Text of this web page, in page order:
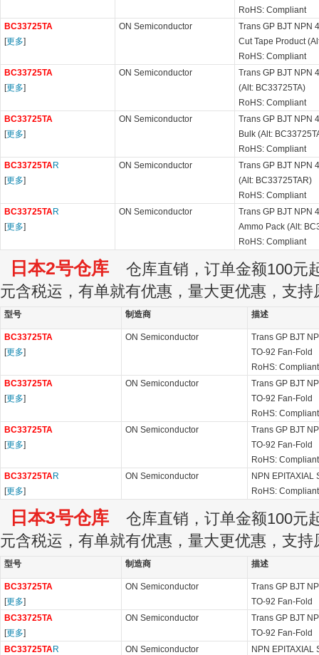
RoHS: Compliant
BC33725TA
[更多]
ON Semiconductor
Trans GP BJT NPN
Cut Tape Product
RoHS: Compliant
BC33725TA
[更多]
ON Semiconductor
Trans GP BJT NPN
(Alt: BC33725TA)
RoHS: Compliant
BC33725TA
[更多]
ON Semiconductor
Trans GP BJT NPN
Bulk (Alt:
RoHS: Compliant
BC33725TAR
[更多]
ON Semiconductor
Trans GP BJT NPN
(Alt: BC33725TAR)
RoHS: Compliant
BC33725TAR
[更多]
ON Semiconductor
Trans GP BJT NPN
Ammo Pack (Alt:
RoHS: Compliant
日本2号仓库 仓库直销，订单金额100元
元含税运，有单就有优惠，量大更优惠，支持
型号 制造商 描述
BC33725TA
[更多]
ON Semiconductor
Trans GP BJT
TO-92 Fan-Fold
RoHS: Compliant
BC33725TA
[更多]
ON Semiconductor
Trans GP BJT
TO-92 Fan-Fold
RoHS: Compliant
BC33725TA
[更多]
ON Semiconductor
Trans GP BJT
TO-92 Fan-Fold
RoHS: Compliant
BC33725TAR
[更多]
ON Semiconductor
NPN EPITAXIAL
RoHS: Compliant
日本3号仓库 仓库直销，订单金额100元
元含税运，有单就有优惠，量大更优惠，支持
型号 制造商 描述
BC33725TA
[更多]
ON Semiconductor
Trans GP BJT
TO-92 Fan-Fold
BC33725TA
[更多]
ON Semiconductor
Trans GP BJT
TO-92 Fan-Fold
BC33725TAR
ON Semiconductor NPN EPITAXIAL